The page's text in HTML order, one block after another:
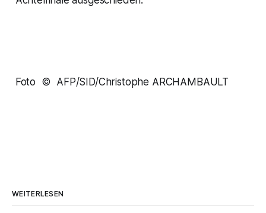
Foto © AFP/SID/Christophe ARCHAMBAULT
WEITERLESEN